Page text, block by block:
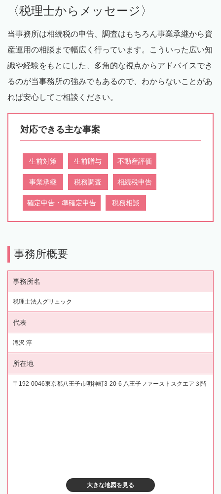
〈税理士からメッセージ〉
当事務所は相続税の申告、調査はもちろん事業承継から資
産運用の相談まで幅広く行っています。こういった広い知
識や経験をもとにした、多角的な視点からアドバイスでき
るのが当事務所の強みでもあるので、わからないことがあ
れば安心してご相談ください。
対応できる主な事案
生前対策 生前贈与 不動産評価
事業承継 税務調査 相続税申告
確定申告・準確定申告 税務相談
事務所概要
事務所名
税理士法人グリュック
代表
滝沢 淳
所在地
〒192-0046東京都八王子市明神町3-20-6 八王子ファーストスクエア３階
大きな地図を見る